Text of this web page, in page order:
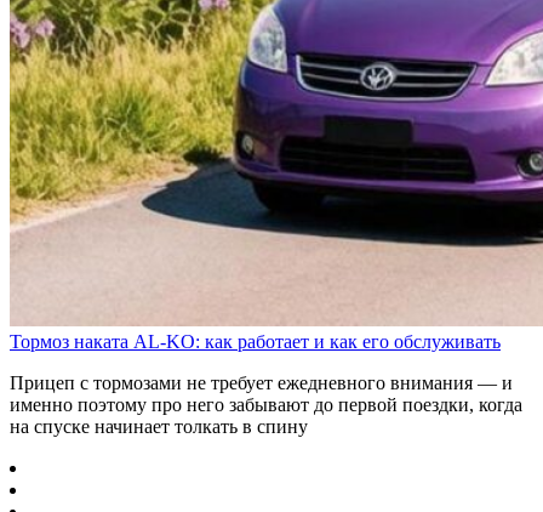
Тормоз наката AL-KO: как работает и как его обслуживать
Прицеп с тормозами не требует ежедневного внимания — и
именно поэтому про него забывают до первой поездки, когда
на спуске начинает толкать в спину